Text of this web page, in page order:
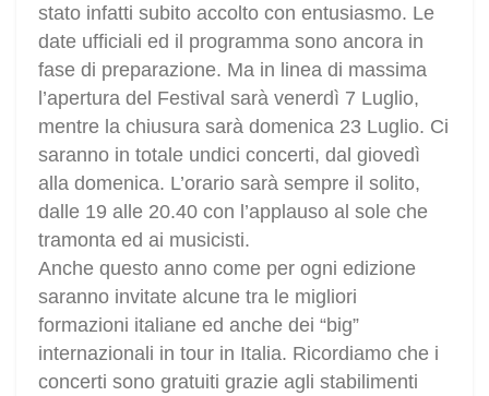
stato infatti subito accolto con entusiasmo. Le
date ufficiali ed il programma sono ancora in
fase di preparazione. Ma in linea di massima
l’apertura del Festival sarà venerdì 7 Luglio,
mentre la chiusura sarà domenica 23 Luglio. Ci
saranno in totale undici concerti, dal giovedì
alla domenica. L’orario sarà sempre il solito,
dalle 19 alle 20.40 con l’applauso al sole che
tramonta ed ai musicisti.
Anche questo anno come per ogni edizione
saranno invitate alcune tra le migliori
formazioni italiane ed anche dei “big”
internazionali in tour in Italia. Ricordiamo che i
concerti sono gratuiti grazie agli stabilimenti